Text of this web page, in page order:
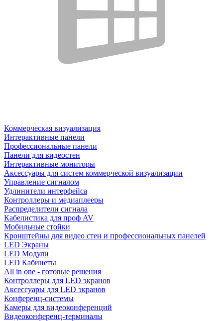
Коммерческая визуализация
Интерактивные панели
Профессиональные панели
Панели для видеостен
Интерактивные мониторы
Аксессуары для систем коммерческой визуализации
Управление сигналом
Удлинители интерфейса
Контроллеры и медиаплееры
Распределители сигнала
Кабелистика для проф AV
Мобильные стойки
Кронштейны для видео стен и профессиональных панелей
LED Экраны
LED Модули
LED Кабинеты
All in one - готовые решения
Контроллеры для LED экранов
Аксессуары для LED экранов
Конференц-системы
Камеры для видеоконференций
Видеоконференц-терминалы